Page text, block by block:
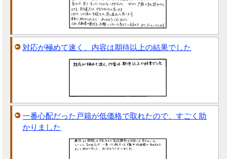
対応が極めて速く、内容は期待以上の結果でした
一番心配だった戸籍が低価格で取れたので、すごく助
かりました